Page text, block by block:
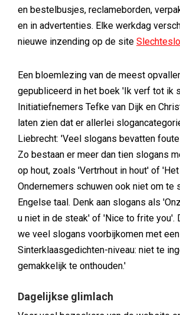
en bestelbusjes, reclameborden,
en in advertenties. Elke werkdag
nieuwe inzending op de site
Een bloemlezing van de meest
gepubliceerd in het boek 'Ik verf tot ik
Initiatiefnemers Tefke van Dijk en
laten zien dat er allerlei
Liebrecht: 'Veel slogans bevatten
Zo bestaan er meer dan tien slogans
op hout, zoals 'Vertrhout in hout' of
Ondernemers schuwen ook niet om te
Engelse taal. Denk aan slogans als
u niet in de steak' of 'Nice to frite you'.
we veel slogans voorbijkomen met
Sinterklaasgedichten-niveau: niet te
gemakkelijk te onthouden.'
Dagelijkse glimlach